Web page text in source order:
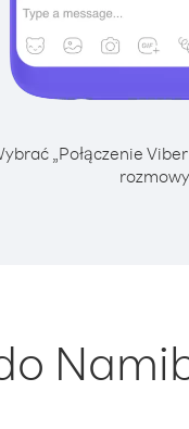
„Połączenie
rozmowy